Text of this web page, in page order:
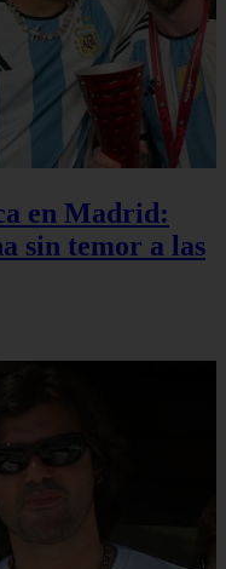
en Madrid:
sin temor a las